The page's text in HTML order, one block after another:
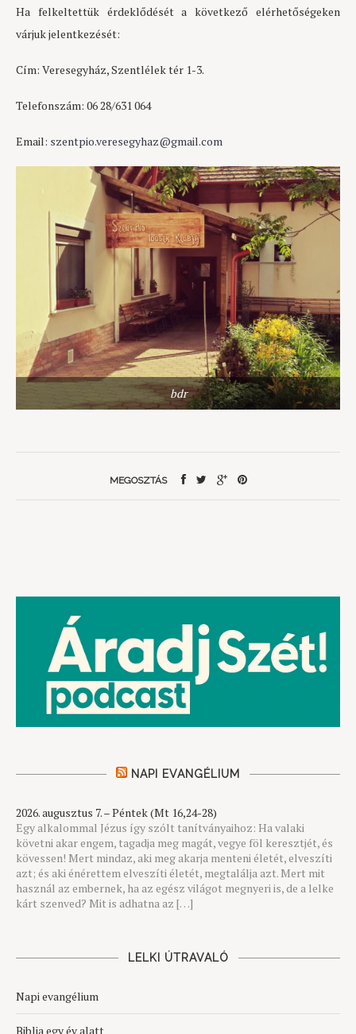
Ha felkeltettük érdeklődését a következő elérhetőségeken
várjuk jelentkezését:
Cím: Veresegyház, Szentlélek tér 1-3.
Telefonszám: 06 28/631 064
Email: szentpio.veresegyhaz@gmail.com
bdr
MEGOSZTÁS
NAPI EVANGÉLIUM
2026. augusztus 7. – Péntek (Mt 16,24-28)
Egy alkalommal Jézus így szólt tanítványaihoz: Ha valaki
követni akar engem, tagadja meg magát, vegye föl keresztjét, és
kövessen! Mert mindaz, aki meg akarja menteni életét, elveszíti
azt; és aki énérettem elveszíti életét, megtalálja azt. Mert mit
használ az embernek, ha az egész világot megnyeri is, de a lelke
kárt szenved? Mit is adhatna az […]
LELKI ÚTRAVALÓ
Napi evangélium
Biblia egy év alatt